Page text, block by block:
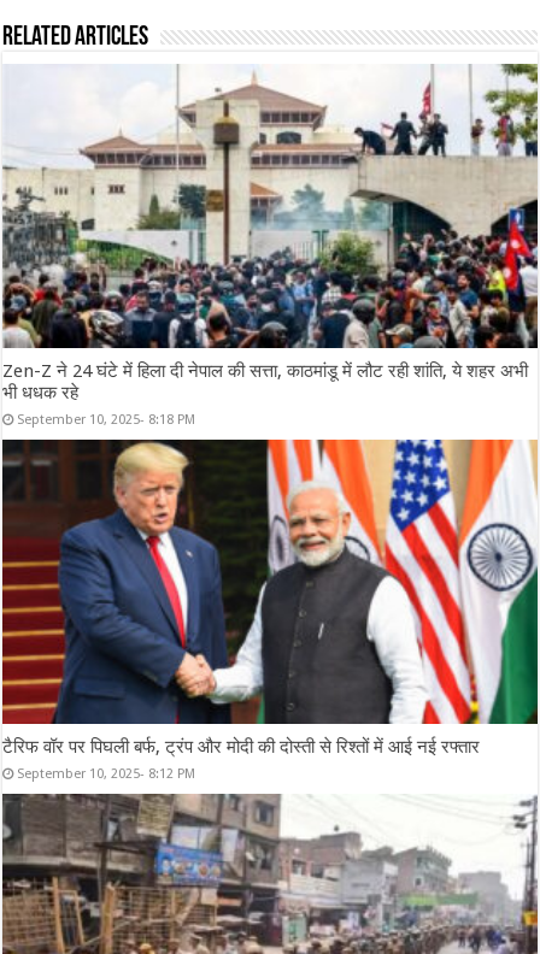
Related Articles
Zen-Z ने 24 घंटे में हिला दी नेपाल की सत्ता, काठमांडू में लौट रही शांति, ये शहर अभी
भी धधक रहे
September 10, 2025- 8:18 PM
टैरिफ वॉर पर पिघली बर्फ, ट्रंप और मोदी की दोस्ती से रिश्तों में आई नई रफ्तार
September 10, 2025- 8:12 PM